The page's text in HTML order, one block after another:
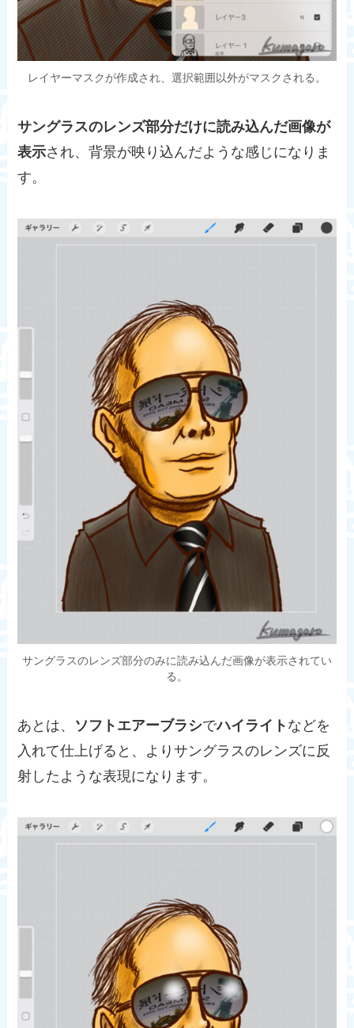
レイヤーマスクが作成され、選択範囲以外がマスクされる。
サングラスのレンズ部分だけに読み込んだ画像が
表示され、背景が映り込んだような感じになりま
す。
サングラスのレンズ部分のみに読み込んだ画像が表示されてい
る。
あとは、 ソフトエアーブラシでハイライト などを
入れて仕上げると、よりサングラスのレンズに反
射したような表現になります。